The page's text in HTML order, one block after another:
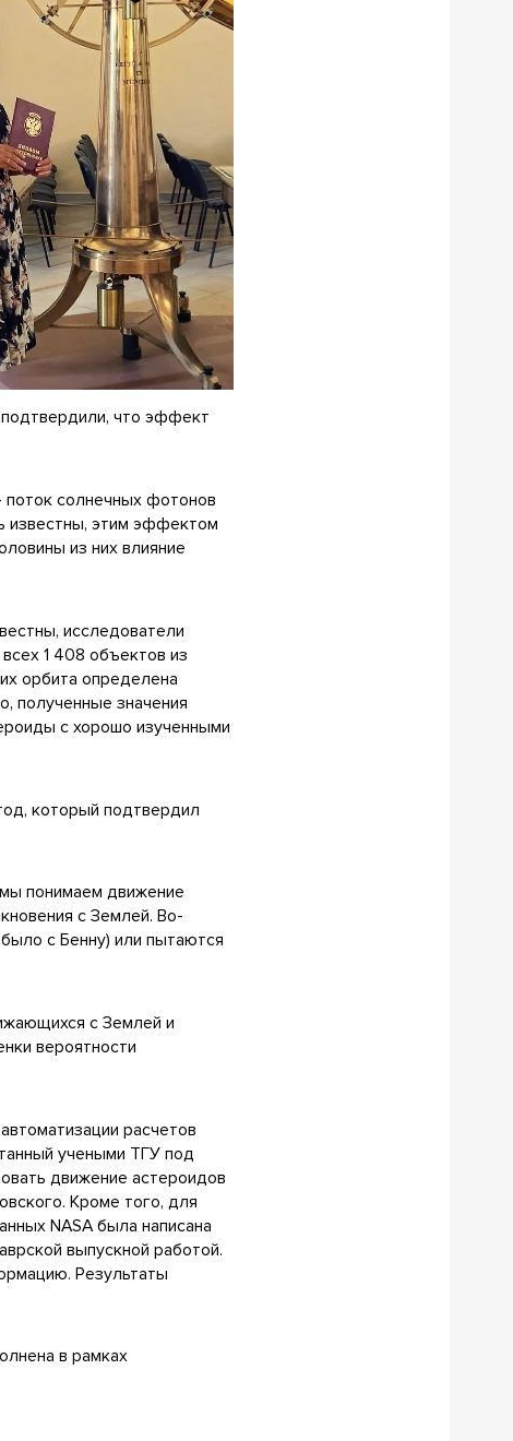
что эффект
солнечных фотонов
известны, этим эффектом
из них влияние
исследователи
1 408 объектов из
орбита определена
полученные значения
с хорошо изученными
который подтвердил
понимаем движение
с Землей. Во-
с Бенну) или пытаются
с Землей и
вероятности
расчетов
учеными ТГУ под
движение астероидов
Кроме того, для
NASA была написана
выпускной работой.
Результаты
в рамках